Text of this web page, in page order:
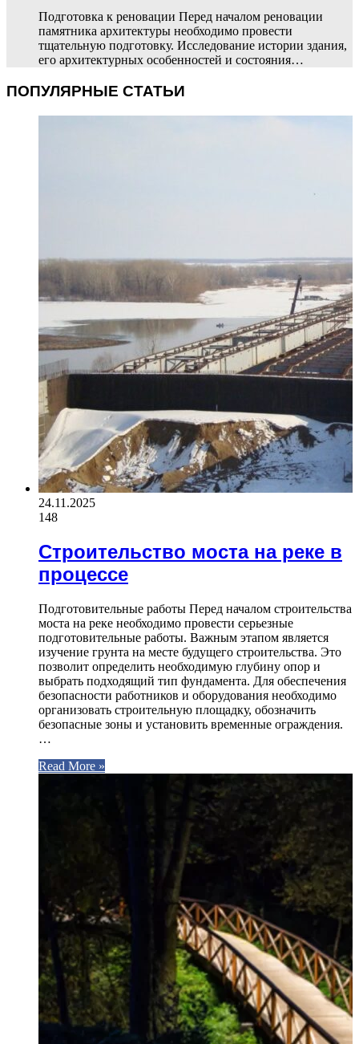
Подготовка к реновации Перед началом реновации
памятника архитектуры необходимо провести
тщательную подготовку. Исследование истории здания,
его архитектурных особенностей и состояния…
ПОПУЛЯРНЫЕ СТАТЬИ
24.11.2025
148
Строительство моста на реке в
процессе
Подготовительные работы Перед началом строительства
моста на реке необходимо провести серьезные
подготовительные работы. Важным этапом является
изучение грунта на месте будущего строительства. Это
позволит определить необходимую глубину опор и
выбрать подходящий тип фундамента. Для обеспечения
безопасности работников и оборудования необходимо
организовать строительную площадку, обозначить
безопасные зоны и установить временные ограждения.
…
Read More »